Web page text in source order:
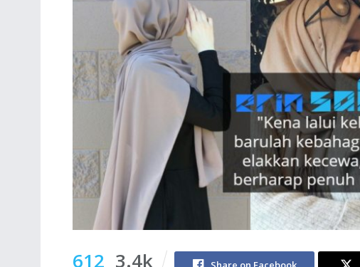
612 3.4k